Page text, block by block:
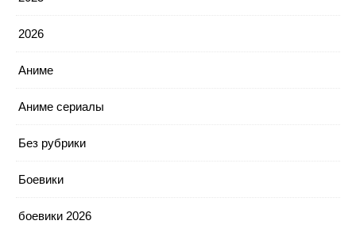
2026
Аниме
Аниме сериалы
Без рубрики
Боевики
боевики 2026